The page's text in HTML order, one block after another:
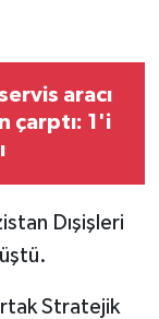
aracı
çarptı: 1'i
Dışişleri
Stratejik